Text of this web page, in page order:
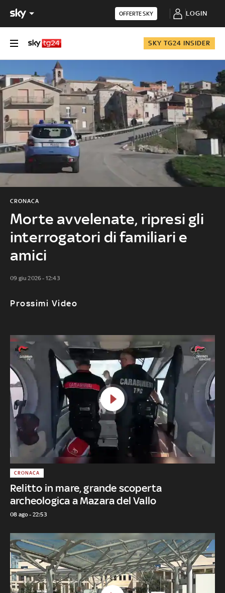
OFFERTE SKY LOGIN
SKY TG24 INSIDER
Morte avvelenate, ripresi gli
interrogatori di familiari e
amici
CRONACA
09 giu 2026 - 12:43
Prossimi Video
Relitto in mare, grande scoperta
archeologica a Mazara del Vallo
CRONACA
08 ago - 22:53